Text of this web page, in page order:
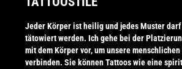
Jeder Körper ist heilig und jedes Muster darf
tätowiert werden. Ich gehe bei der
mit dem Körper vor, um unsere
verbinden. Sie können Tattoos wie eine